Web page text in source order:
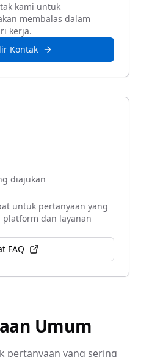
kami untuk
membalas dalam
kerja.
Kontak
diajukan
untuk pertanyaan yang
dan layanan
FAQ
Umum
pertanyaan yang sering